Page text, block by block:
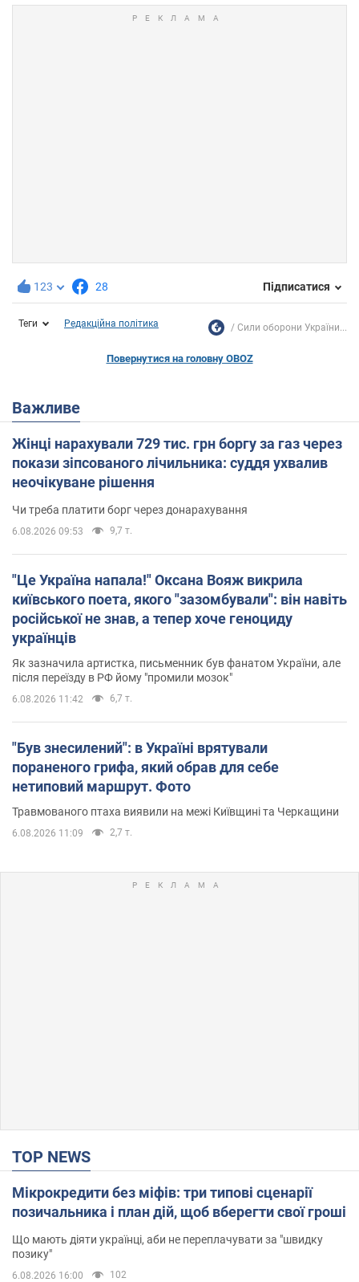
123 28 Підписатися
Теги Редакційна політика Сили оборони України...
Повернутися на головну OBOZ
Важливе
Жінці нарахували 729 тис. грн боргу за газ через
покази зіпсованого лічильника: суддя ухвалив
неочікуване рішення
Чи треба платити борг через донарахування
6.08.2026 09:53 9,7 т.
"Це Україна напала!" Оксана Вояж викрила
київського поета, якого "зазомбували": він навіть
російської не знав, а тепер хоче геноциду
українців
Як зазначила артистка, письменник був фанатом України, але
після переїзду в РФ йому "промили мозок"
6.08.2026 11:42 6,7 т.
"Був знесилений": в Україні врятували
пораненого грифа, який обрав для себе
нетиповий маршрут. Фото
Травмованого птаха виявили на межі Київщині та Черкащини
6.08.2026 11:09 2,7 т.
TOP NEWS
Мікрокредити без міфів: три типові сценарії
позичальника і план дій, щоб вберегти свої гроші
Що мають діяти українці, аби не переплачувати за "швидку
позику"
6.08.2026 16:00 102